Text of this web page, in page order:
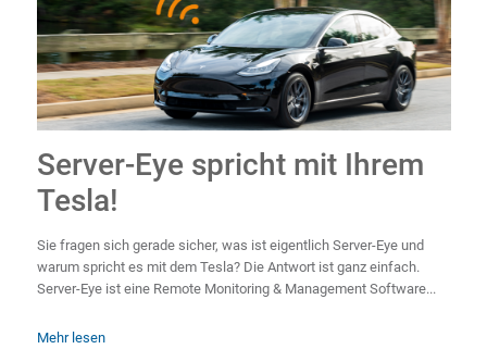
Server-Eye spricht mit Ihrem
Tesla!
Sie fragen sich gerade sicher, was ist eigentlich Server-Eye und
warum spricht es mit dem Tesla? Die Antwort ist ganz einfach.
Server-Eye ist eine Remote Monitoring & Management Software...
Mehr lesen